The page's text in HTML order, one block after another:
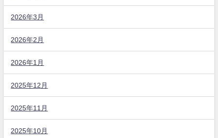
2026年3月
2026年2月
2026年1月
2025年12月
2025年11月
2025年10月